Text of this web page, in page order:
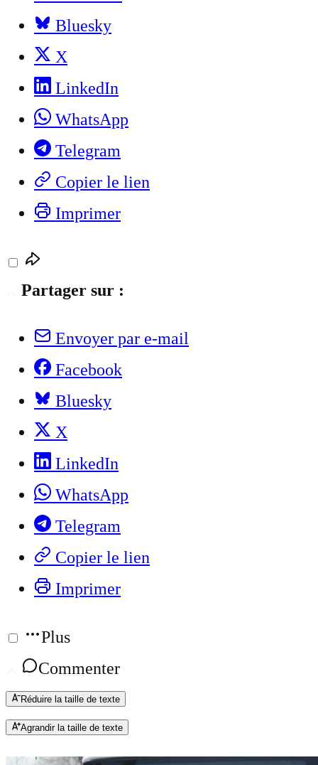
Bluesky
X
LinkedIn
WhatsApp
Telegram
Copier le lien
Imprimer
Partager sur :
Envoyer par e-mail
Facebook
Bluesky
X
LinkedIn
WhatsApp
Telegram
Copier le lien
Imprimer
Plus
Commenter
Réduire la taille de texte
Agrandir la taille de texte